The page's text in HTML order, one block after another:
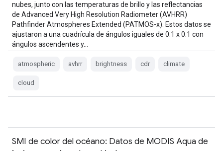
nubes, junto con las temperaturas de brillo y las reflectancias
de Advanced Very High Resolution Radiometer (AVHRR)
Pathfinder Atmospheres Extended (PATMOS-x). Estos datos se
ajustaron a una cuadrícula de ángulos iguales de 0.1 x 0.1 con
ángulos ascendentes y…
atmospheric avhrr brightness cdr climate
cloud
SMI de color del océano: Datos de MODIS Aqua de